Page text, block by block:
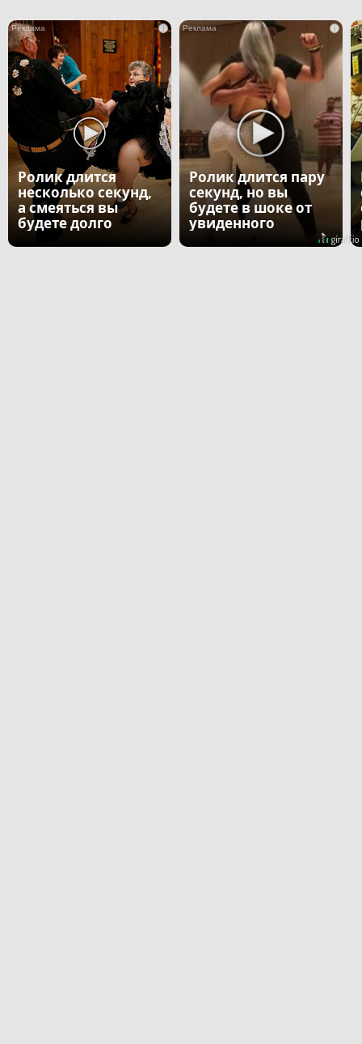
i
Ролик длится
несколько секунд,
а смеяться вы
будете долго
i
Ролик длится пару
секунд, но вы
будете в шоке от
увиденного